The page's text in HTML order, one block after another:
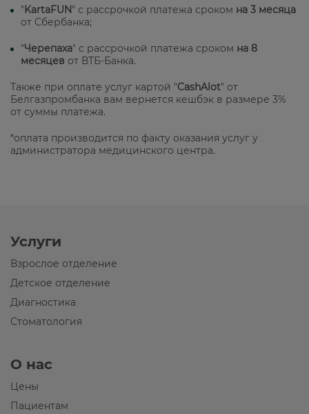
"KartaFUN" с рассрочкой платежа сроком на 3 месяца
от Сбербанка;
"Черепаха" с рассрочкой платежа сроком на 8
месяцев от ВТБ-Банка.
Также при оплате услуг картой "CashAlot" от
Белгазпромбанка вам вернется кешбэк в размере 3%
от суммы платежа.
*оплата производится по факту оказания услуг у
администратора медицинского центра.
Услуги
Взрослое отделение
Детское отделение
Диагностика
Стоматология
О нас
Цены
Пациентам